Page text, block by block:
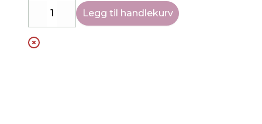
DecreaseIncrease
Legg til handlekurv